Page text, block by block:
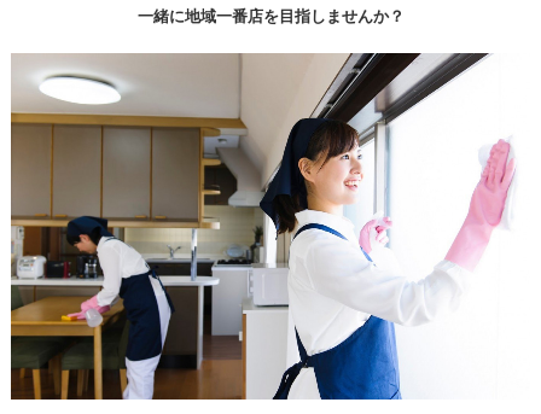
一緒に地域一番店を目指しませんか？